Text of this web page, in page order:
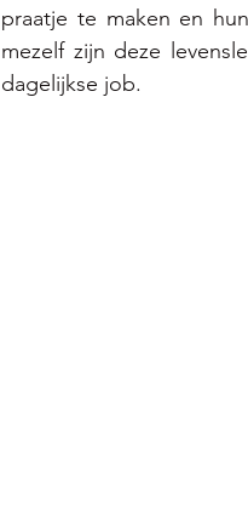
praatje te maken en
mezelf zijn deze
dagelijkse job.